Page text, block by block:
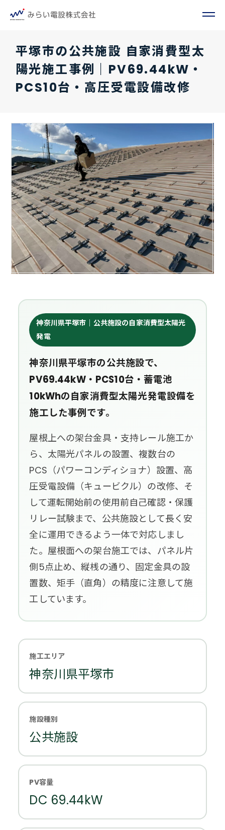
平塚市の公共施設 自家消費型太
陽光施工事例｜PV69.44kW・
PCS10台・高圧受電設備改修
神奈川県平塚市｜公共施設の自家消費型太陽光
発電
神奈川県平塚市の公共施設で、
PV69.44kW・PCS10台・蓄電池
10kWhの自家消費型太陽光発電設備を
施工した事例です。
屋根上への架台金具・支持レール施工か
ら、太陽光パネルの設置、複数台の
PCS（パワーコンディショナ）設置、高
圧受電設備（キュービクル）の改修、そ
して運転開始前の使用前自己確認・保護
リレー試験まで、公共施設として長く安
全に運用できるよう一体で対応しまし
た。屋根面への架台施工では、パネル片
側5点止め、縦桟の通り、固定金具の設
置数、矩手（直角）の精度に注意して施
工しています。
施工エリア
神奈川県平塚市
施設種別
公共施設
PV容量
DC 69.44kW